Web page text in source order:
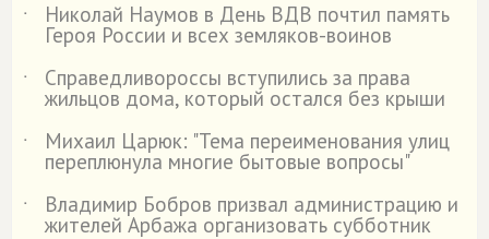
˙ Николай Наумов в День ВДВ почтил память
Героя России и всех земляков-воинов
˙
Справедливороссы вступились за права
жильцов дома, который остался без крыши
˙
Михаил Царюк: "Тема переименования улиц
переплюнула многие бытовые вопросы"
˙
Владимир Бобров призвал администрацию и
жителей Арбажа организовать субботник